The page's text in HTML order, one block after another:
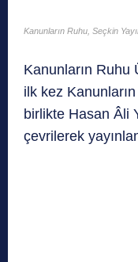
Kanunların Ruhu, Seçkin
Kanunların Ruhu
ilk kez
birlikte Hasan Âli
çevrilerek